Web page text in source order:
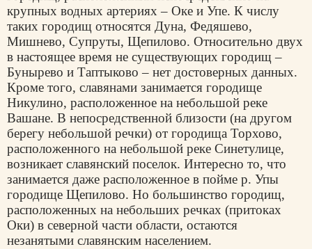
крупных водных артериях – Оке и Упе. К числу
таких городищ относятся Дуна, Федяшево,
Мишнево, Супруты, Щепилово. Относительно двух
в настоящее время не существующих городищ –
Бунырево и Таптыково – нет достоверных данных.
Кроме того, славянами занимается городище
Никулино, расположенное на небольшой реке
Вашане. В непосредственной близости (на другом
берегу небольшой речки) от городища Торхово,
расположенного на небольшой реке Синетулице,
возникает славянский поселок. Интересно то, что
занимается даже расположенное в пойме р. Упы
городище Щепилово. Но большинство городищ,
расположенных на небольших речках (притоках
Оки) в северной части области, остаются
незанятыми славянским населением.